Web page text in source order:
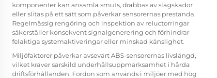
komponenter kan ansamla smuts, drabbas av slagskador
eller slitas på ett sätt som påverkar sensorernas prestanda.
Regelmässig rengöring och inspektion av reluctorringar
säkerställer konsekvent signalgenerering och förhindrar
felaktiga systemaktiveringar eller minskad känslighet.
Miljöfaktorer påverkar avsevärt ABS-sensorernas livslängd,
vilket kräver särskild underhållsuppmärksamhet i hårda
driftsförhållanden. Fordon som används i miljöer med hög